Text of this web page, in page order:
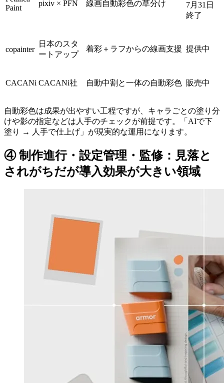
Paint
pixiv × PFN 線画自動彩色の草分け
7月31日
終了
copainter
日本のスタ
ートアップ
着彩＋ラフからの線画支援 提供中
CACANi CACANi社 自動中割と一体の自動彩色 販売中
自動彩色は成果が出やすい工程ですが、キャラごとの塗り分
けや影の指定などは人手のチェックが前提です。「AIで下
塗り → 人手で仕上げ」が現実的な運用になります。
④ 制作進行・設定管理・監修：見落と
されがちだが導入効果が大きい領域